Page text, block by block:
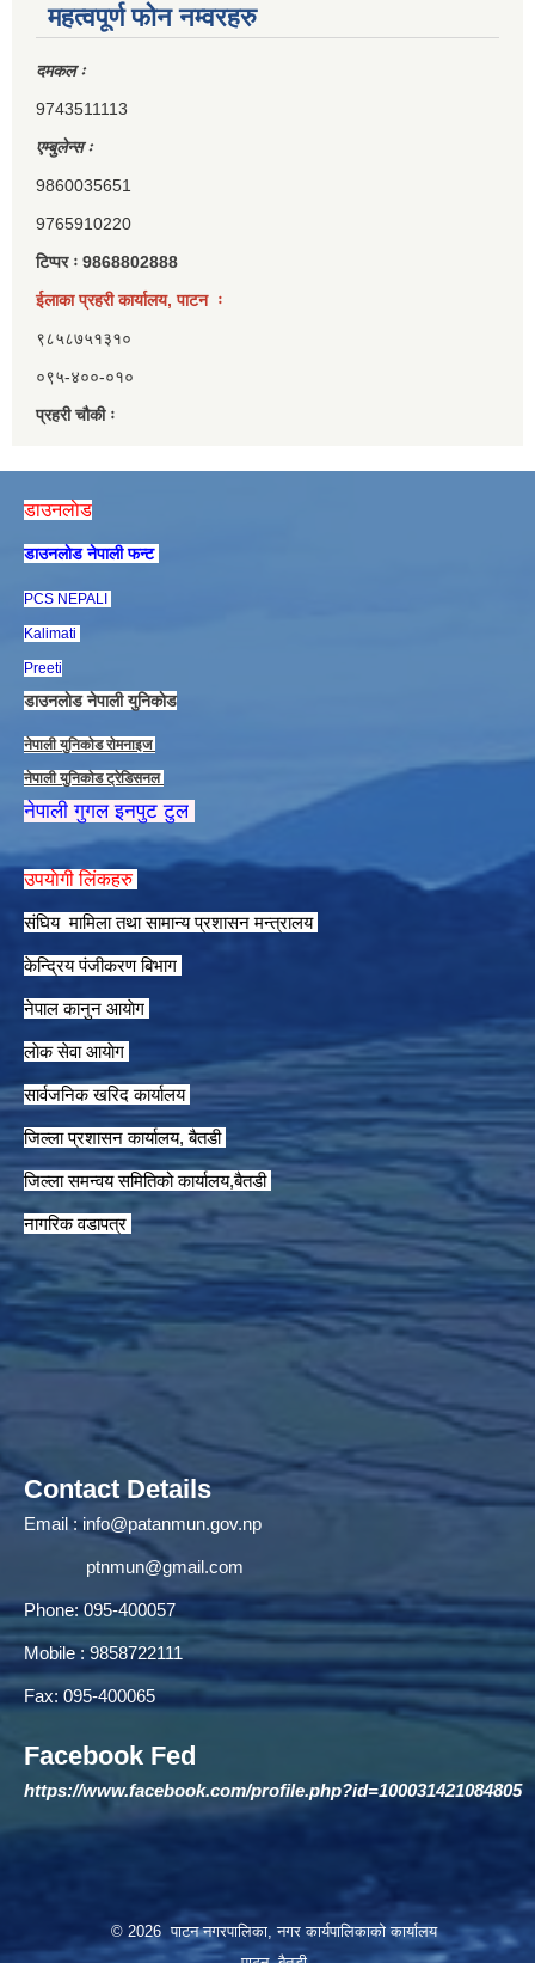
महत्वपूर्ण फोन नम्वरहरु
दमकल ः
9743511113
एम्बुलेन्स ः
9860035651
9765910220
टिप्पर ः 9868802888
ईलाका प्रहरी कार्यालय, पाटन ः
९८५८७५१३१०
०९५-४००-०१०
प्रहरी चौकी ः
डाउनलाेड
डाउनलाेड नेपाली फन्ट
PCS NEPALI
Kalimati
Preeti
डाउनलाेड नेपाली युनिकाेड
नेपाली युनिकाेड राेमनाइज
नेपाली युनिकाेड ट्रेडिसनल
नेपाली गुगल इनपुट टुल
उपयाेगी लिंकहरु
संघिय मामिला तथा सामान्य प्रशासन मन्त्रालय
केन्द्रिय पंजीकरण बिभाग
नेपाल कानुन आयाेग
लाेक सेवा आयाेग
सार्वजनिक खरिद कार्यालय
जिल्ला प्रशासन कार्यालय, बैतडी
जिल्ला समन्वय समितिको कार्यालय,बैतडी
नागरिक वडापत्र
Contact Details
Email :info@patanmun.gov.np
ptnmun@gmail.com
Phone: 095-400057
Mobile : 9858722111
Fax: 095-400065
Facebook Fed
https://www.facebook.com/profile.php?id=100031421084805
© 2026 पाटन नगरपालिका, नगर कार्यपालिकाको कार्यालय